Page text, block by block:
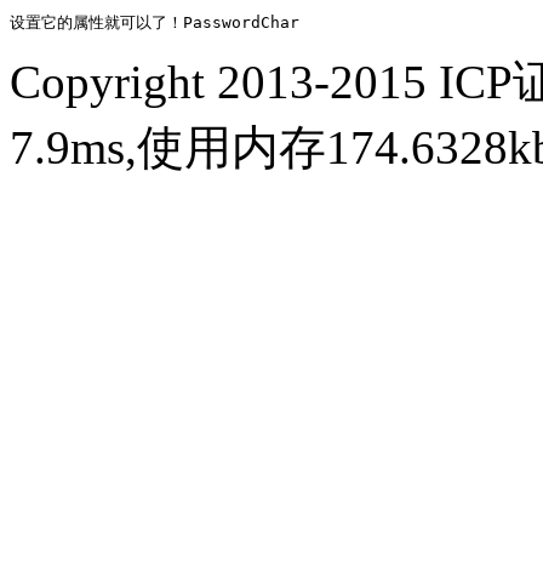
设置它的属性就可以了！PasswordChar
Copyright 2013-2015 ICP
7.9ms,使用内存